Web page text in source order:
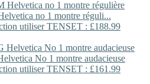
no 1 montre réguli...
utiliser TENSET : £188.99
No 1 montre audacieuse
utiliser TENSET : £161.99